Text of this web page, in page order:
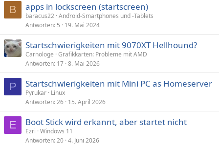
B apps in lockscreen (startscreen)
baracus22 Android-Smartphones und -Tablets
Antworten 5 19. Mai 2024
Startschwierigkeiten mit 9070XT Hellhound?
Carnologe Grafikkarten: Probleme mit AMD
Antworten 17 8. Mai 2026
P Startschwierigkeiten mit Mini PC as Homeserver
Pyrukar Linux
Antworten 26 15. April 2026
E Boot Stick wird erkannt, aber startet nicht
Ezri Windows 11
Antworten 20 4. Juni 2026